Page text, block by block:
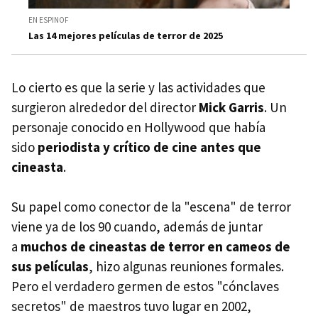
EN ESPINOF
Las 14 mejores películas de terror de 2025
Lo cierto es que la serie y las actividades que
surgieron alrededor del director Mick Garris. Un
personaje conocido en Hollywood que había
sido periodista y crítico de cine antes que
cineasta.
Su papel como conector de la "escena" de terror
viene ya de los 90 cuando, además de juntar
a muchos de cineastas de terror en cameos de
sus películas, hizo algunas reuniones formales.
Pero el verdadero germen de estos "cónclaves
secretos" de maestros tuvo lugar en 2002,